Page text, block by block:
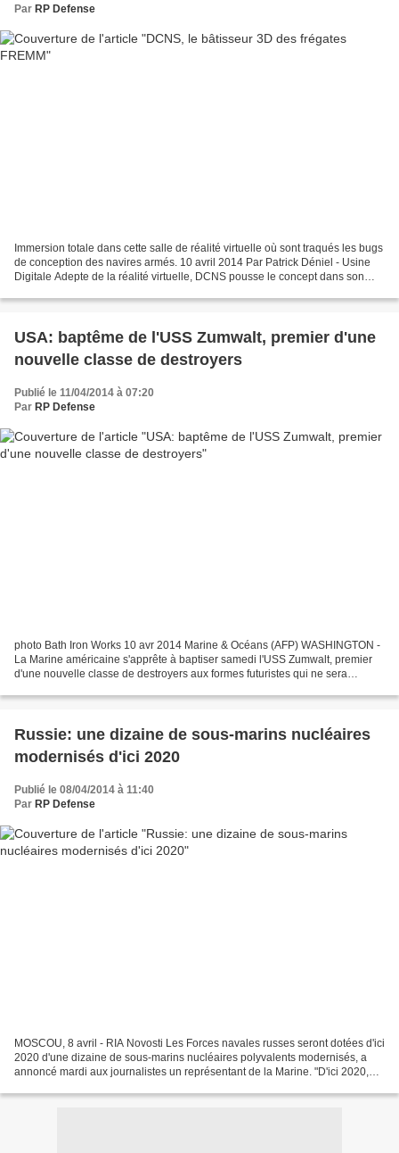
Par RP Defense
Immersion totale dans cette salle de réalité virtuelle où sont traqués les bugs
de conception des navires armés. 10 avril 2014 Par Patrick Déniel - Usine
Digitale Adepte de la réalité virtuelle, DCNS pousse le concept dans son
USA: baptême de l'USS Zumwalt, premier d'une
nouvelle classe de destroyers
Publié le 11/04/2014 à 07:20
Par RP Defense
photo Bath Iron Works 10 avr 2014 Marine & Océans (AFP) WASHINGTON -
La Marine américaine s'apprête à baptiser samedi l'USS Zumwalt, premier
d'une nouvelle classe de destroyers aux formes futuristes qui ne sera
Russie: une dizaine de sous-marins nucléaires
modernisés d'ici 2020
Publié le 08/04/2014 à 11:40
Par RP Defense
MOSCOU, 8 avril - RIA Novosti Les Forces navales russes seront dotées d'ici
2020 d'une dizaine de sous-marins nucléaires polyvalents modernisés, a
annoncé mardi aux journalistes un représentant de la Marine. "D'ici 2020,